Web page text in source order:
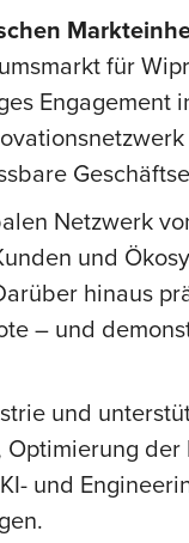
für
Engagement
Netzwerk
und
hinaus
– und
und
und